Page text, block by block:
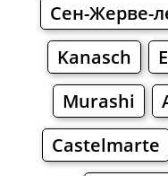
Сен-Жерве-
Kanasch
Murashi
Castelmarte